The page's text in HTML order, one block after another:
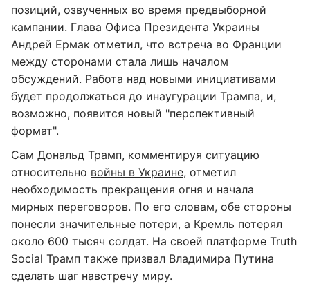
позиций, озвученных во время предвыборной
кампании. Глава Офиса Президента Украины
Андрей Ермак отметил, что встреча во Франции
между сторонами стала лишь началом
обсуждений. Работа над новыми инициативами
будет продолжаться до инаугурации Трампа, и,
возможно, появится новый "перспективный
формат".
Сам Дональд Трамп, комментируя ситуацию
относительно войны в Украине, отметил
необходимость прекращения огня и начала
мирных переговоров. По его словам, обе стороны
понесли значительные потери, а Кремль потерял
около 600 тысяч солдат. На своей платформе Truth
Social Трамп также призвал Владимира Путина
сделать шаг навстречу миру.